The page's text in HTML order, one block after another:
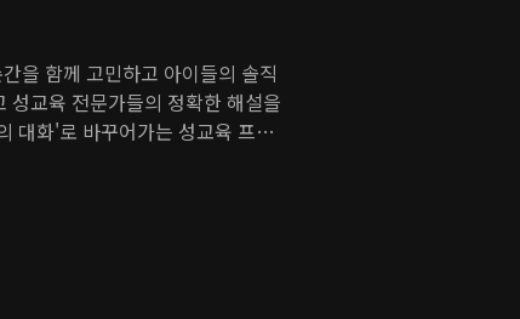
을 함께 고민하고 아이들의 솔직
성교육 전문가들의 정확한 해설을
대화'로 바꾸어가는 성교육 프로